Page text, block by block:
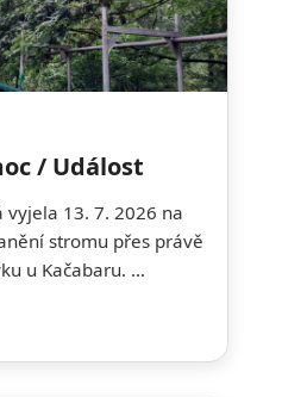
/ Událost
vyjela 13. 7. 2026 na
stromu přes právě
u Kačabaru. ...